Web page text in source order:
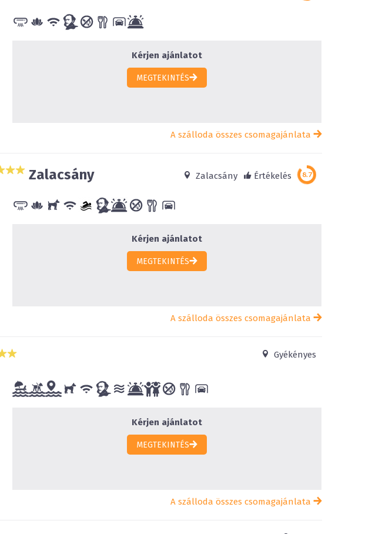
Kérjen ajánlatot
MEGTEKINTÉS
A szálloda összes csomagajánlata
Zalacsány Zalacsány Értékelés
Kérjen ajánlatot
MEGTEKINTÉS
A szálloda összes csomagajánlata
Gyékényes
Kérjen ajánlatot
MEGTEKINTÉS
A szálloda összes csomagajánlata